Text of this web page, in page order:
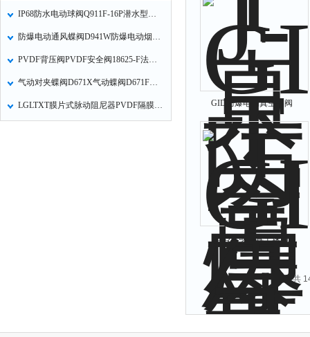
IP68防水电动球阀Q911F-16P潜水型电动不锈钢内螺纹球阀的性能特点
防爆电动通风蝶阀D941W防爆电动烟尘气蝶阀的特点
PVDF背压阀PVDF安全阀18625-F法兰安全阀/背压阀的故障原因及维修
气动对夹蝶阀D671X气动蝶阀D671F气动开关蝶阀技术参数和性能特点
LGLTXT膜片式脉动阻尼器PVDF隔膜片式脉冲阻尼器是消除管路脉动的常用元件 GID防爆电动真空蝶阀
GIQ气动高真空蝶阀
共